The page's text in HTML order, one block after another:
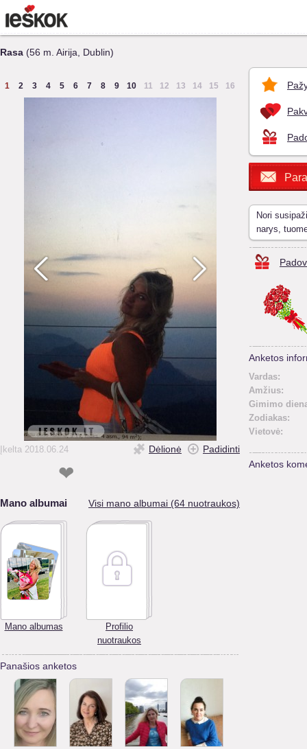
Rasa (56 m. Airija, Dublin)
1 2 3 4 5 6 7 8 9 10 11 12 13 14 15 16
Įkelta 2018.06.24 Dėlionė Padidinti
❤
Mano albumai Visi mano albumai (64 nuotraukos)
Mano albumas
Profilio
nuotraukos
Panašios anketos
Nori
narys,
Anketos
Vardas:
Amžius:
Gimimo
Zodiakas:
Vietovė:
Anketos